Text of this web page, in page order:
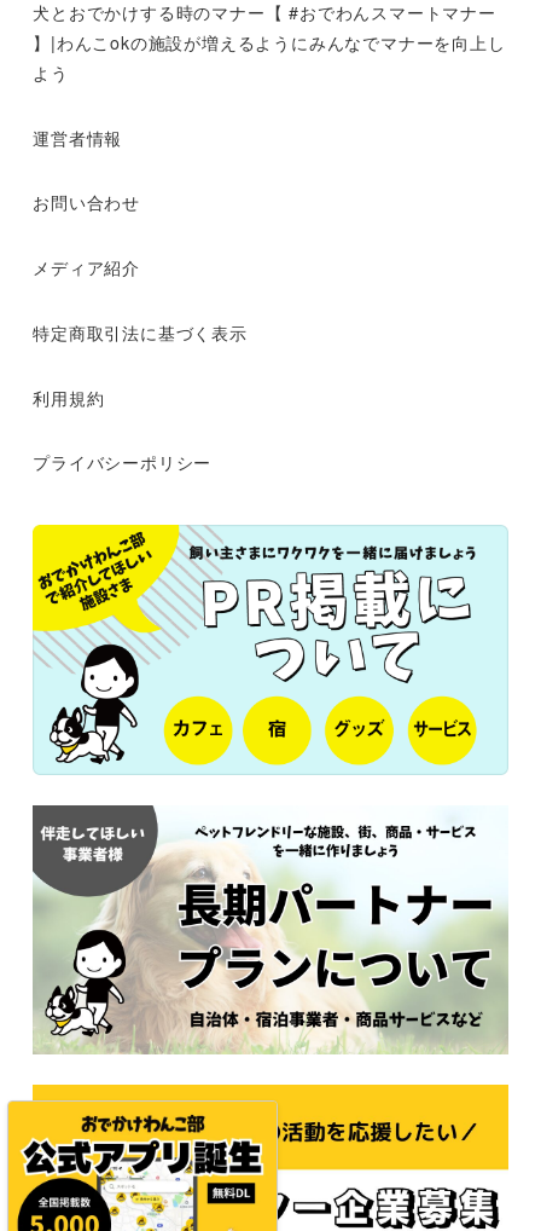
犬とおでかけする時のマナー【 #おでわんスマートマナー
】|わんこokの施設が増えるようにみんなでマナーを向上し
よう
運営者情報
お問い合わせ
メディア紹介
特定商取引法に基づく表示
利用規約
プライバシーポリシー